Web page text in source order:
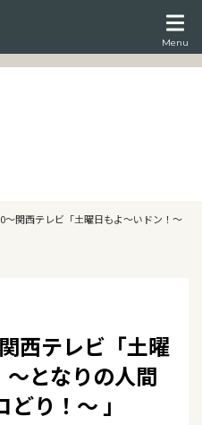
Menu
～関西テレビ「土曜日もよ～いドン！～
西テレビ「土曜
となりの人間
り！～ 」